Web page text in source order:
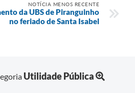
NOTÍCIA MENOS RECENTE
da UBS de Piranguinho
no feriado de Santa Isabel
Utilidade Pública